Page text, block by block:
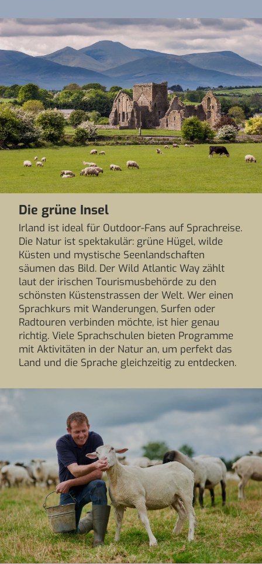
Die grüne Insel
Irland ist ideal für Outdoor-Fans auf Sprachreise.
Die Natur ist spektakulär: grüne Hügel, wilde
Küsten und mystische Seenlandschaften
säumen das Bild. Der Wild Atlantic Way zählt
laut der irischen Tourismusbehörde zu den
schönsten Küstenstrassen der Welt. Wer einen
Sprachkurs mit Wanderungen, Surfen oder
Radtouren verbinden möchte, ist hier genau
richtig. Viele Sprachschulen bieten Programme
mit Aktivitäten in der Natur an, um perfekt das
Land und die Sprache gleichzeitig zu entdecken.